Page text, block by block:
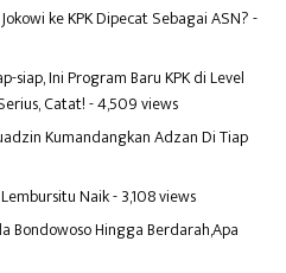
ke KPK Dipecat Sebagai ASN?-
siap, Ini Program Baru KPK di Level
Catat!- 4,509 views
Kumandangkan Adzan Di Tiap
Naik- 3,108 views
Bondowoso Hingga Berdarah,Apa